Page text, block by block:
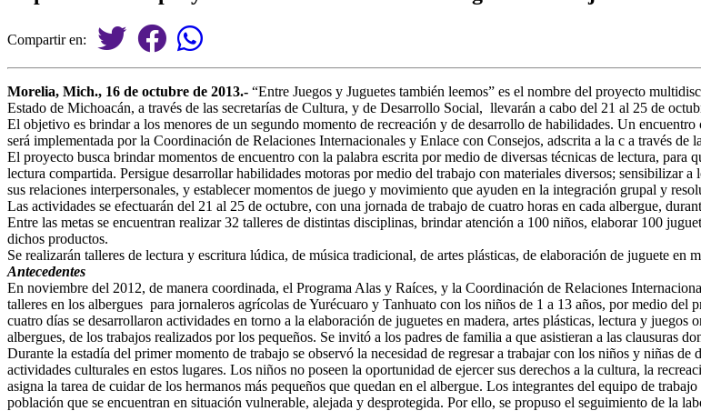
Compartir en:
Morelia, Mich., 16 de octubre de 2013.- “Entre Juegos y Juguetes también leemos” es el nombre del proyecto
Estado de Michoacán, a través de las secretarías de Cultura, y de Desarrollo Social, llevarán a cabo del 21 al 25 de
El objetivo es brindar a los menores de un segundo momento de recreación y de desarrollo de habilidades. Un
será implementada por la Coordinación de Relaciones Internacionales y Enlace con Consejos, adscrita a la c a través
El proyecto busca brindar momentos de encuentro con la palabra escrita por medio de diversas técnicas de lectura,
lectura compartida. Persigue desarrollar habilidades motoras por medio del trabajo con materiales diversos; sensibilizar
sus relaciones interpersonales, y establecer momentos de juego y movimiento que ayuden en la integración grupal y
Las actividades se efectuarán del 21 al 25 de octubre, con una jornada de trabajo de cuatro horas en cada albergue,
Entre las metas se encuentran realizar 32 talleres de distintas disciplinas, brindar atención a 100 niños, elaborar 100
dichos productos.
Se realizarán talleres de lectura y escritura lúdica, de música tradicional, de artes plásticas, de elaboración de juguete en
Antecedentes
En noviembre del 2012, de manera coordinada, el Programa Alas y Raíces, y la Coordinación de Relaciones
talleres en los albergues para jornaleros agrícolas de Yurécuaro y Tanhuato con los niños de 1 a 13 años, por medio del
cuatro días se desarrollaron actividades en torno a la elaboración de juguetes en madera, artes plásticas, lectura y
albergues, de los trabajos realizados por los pequeños. Se invitó a los padres de familia a que asistieran a las clausuras
Durante la estadía del primer momento de trabajo se observó la necesidad de regresar a trabajar con los niños y niñas
actividades culturales en estos lugares. Los niños no poseen la oportunidad de ejercer sus derechos a la cultura, la
asigna la tarea de cuidar de los hermanos más pequeños que quedan en el albergue. Los integrantes del equipo de
población que se encuentran en situación vulnerable, alejada y desprotegida. Por ello, se propuso el seguimiento de la